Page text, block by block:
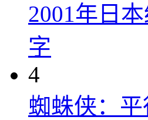
2001年日
字
4
蜘蛛侠：平